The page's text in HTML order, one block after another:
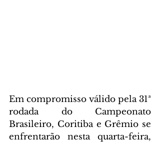
Em compromisso válido pela 31ª
rodada do Campeonato
Brasileiro, Coritiba e Grêmio se
enfrentarão nesta quarta-feira,